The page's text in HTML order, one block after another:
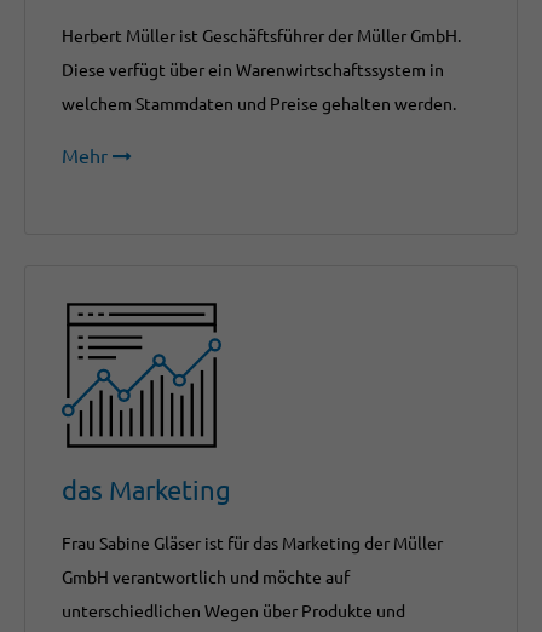
Herbert Müller ist Geschäftsführer der Müller GmbH.
Diese verfügt über ein Warenwirtschaftssystem in
welchem Stammdaten und Preise gehalten werden.
Mehr
das Marketing
Frau Sabine Gläser ist für das Marketing der Müller
GmbH verantwortlich und möchte auf
unterschiedlichen Wegen über Produkte und